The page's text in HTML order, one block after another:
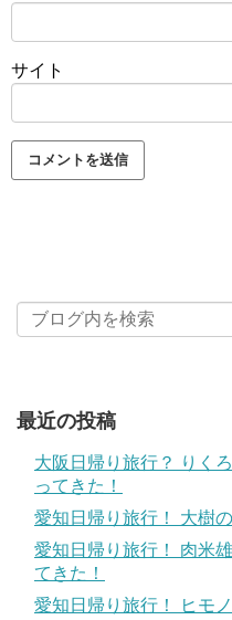
サイト
最近の投稿
大阪日帰り旅行？ りく
ってきた！
愛知日帰り旅行！ 大樹
愛知日帰り旅行！ 肉米
てきた！
愛知日帰り旅行！ ヒモ